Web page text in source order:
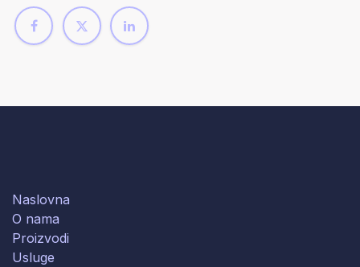
Naslovna
O nama
Proizvodi
Usluge